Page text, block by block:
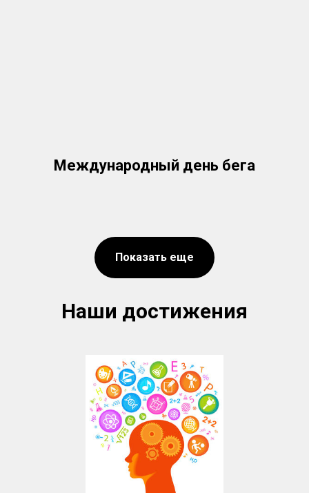
Международный день бега
Показать еще
Наши достижения